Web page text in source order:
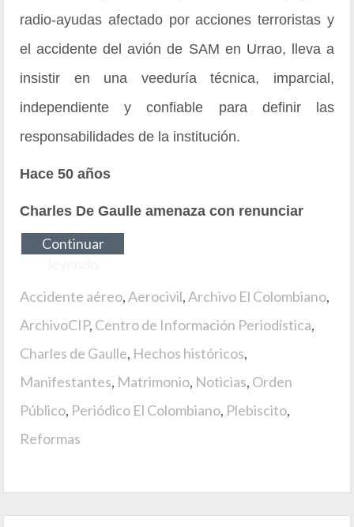
radio-ayudas afectado por acciones terroristas y
el accidente del avión de SAM en Urrao, lleva a
insistir en una veeduría técnica, imparcial,
independiente y confiable para definir las
responsabilidades de la institución.
Hace 50 años
Charles De Gaulle amenaza con renunciar
Continuar
Accidente aéreo,Aerocivil,Archivo El Colombiano,
ArchivoCIP, Centro de Información Periodística,
Charles de Gaulle, Hechos históricos,
Manifestantes, Matrimonio, Noticias, Orden
Público, Periódico El Colombiano, Plebiscito,
Reformas